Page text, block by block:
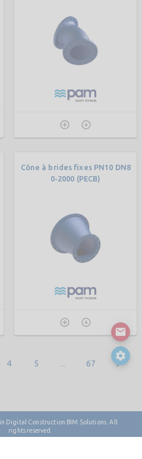
Cône à brides fixes PN10 DN8
0-2000 (PECB)
4 5 67
Digital Construction BIM Solutions. All
rights reserved.